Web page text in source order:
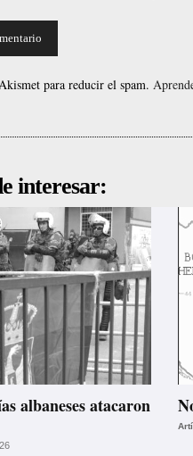
para reducir el spam.
interesar:
albaneses atacaron